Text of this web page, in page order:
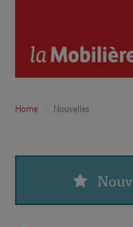
Home Nouvelles